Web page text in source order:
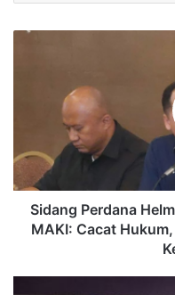
Sidang Perdana
MAKI: Cacat